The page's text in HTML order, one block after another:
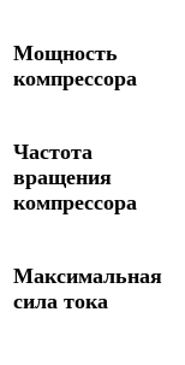
Мощность
компрессора
Частота
вращения
компрессора
Максимальная
сила тока